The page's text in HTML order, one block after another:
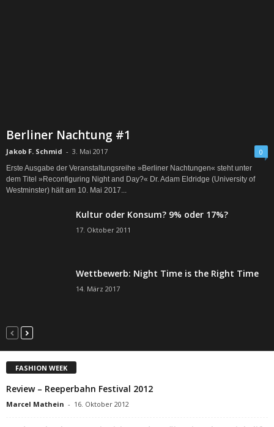
Berliner Nachtung #1
Jakob F. Schmid - 3. Mai 2017 0
Erste Ausgabe der Veranstaltungsreihe »Berliner Nachtungen« steht unter
dem Titel »Reconfiguring Night and Day?« Dr. Adam Eldridge (University of
Westminster) hält am 10. Mai 2017...
Kultur oder Konsum? 9% oder 17%?
17. Oktober 2011
Wettbewerb: Night Time is the Right Time
14. März 2017
FASHION WEEK
Review – Reeperbahn Festival 2012
Marcel Mathein - 16. Oktober 2012